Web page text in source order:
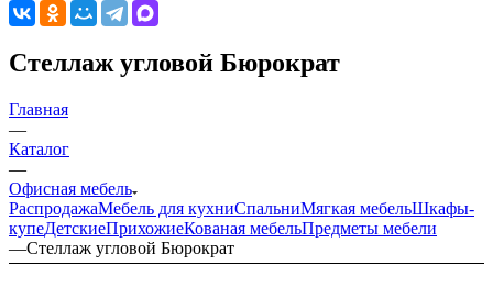
Стеллаж угловой Бюрократ
Главная
—
Каталог
—
Офисная мебель
РаспродажаМебель для кухниСпальниМягкая мебельШкафы-
купеДетскиеПрихожиеКованая мебельПредметы мебели
—Стеллаж угловой Бюрократ